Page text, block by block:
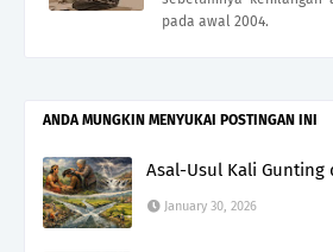
pada awal 2004.
ANDA MUNGKIN MENYUKAI POSTINGAN INI
Asal-Usul Kali Gunting
January 30, 2026